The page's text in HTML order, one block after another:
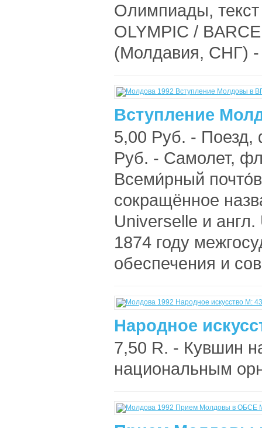
Олимпиады,
OLYMPIC /
(Молдавия, СНГ) -
Вступление
5,00 Руб. - Поезд,
Руб. - Самолет,
Всеми́рный
сокращённое
Universelle и
1874 году
обеспечения и
Народное
7,50 R. - Кувшин
национальным